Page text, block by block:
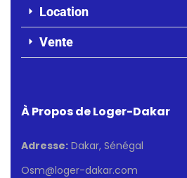
Location
Vente
À Propos de Loger-Dakar
Adresse: Dakar, Sénégal
Osm@loger-dakar.com